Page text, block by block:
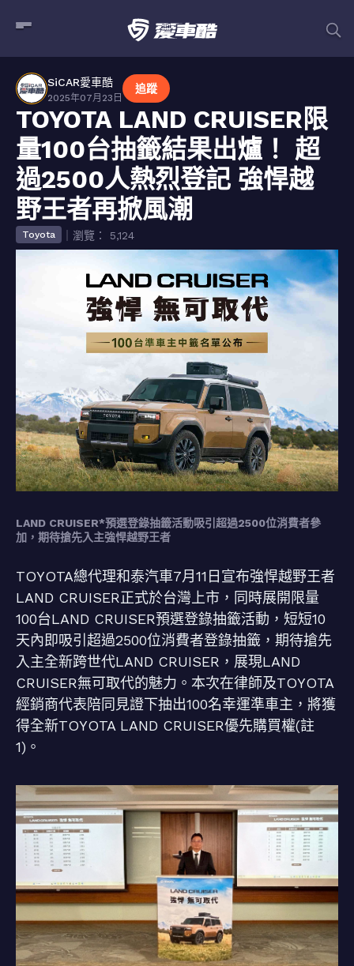
SiCAR愛車酷
2025年07月23日
追蹤
TOYOTA LAND CRUISER限
量100台抽籤結果出爐！ 超
過2500人熱烈登記 強悍越
野王者再掀風潮
Toyota ｜瀏覽： 5,124
LAND CRUISER*預選登錄抽籤活動吸引超過2500位消費者參
加，期待搶先入主強悍越野王者
TOYOTA總代理和泰汽車7月11日宣布強悍越野王者
LAND CRUISER正式於台灣上市，同時展開限量
100台LAND CRUISER預選登錄抽籤活動，短短10
天內即吸引超過2500位消費者登錄抽籤，期待搶先
入主全新跨世代LAND CRUISER，展現LAND
CRUISER無可取代的魅力。本次在律師及TOYOTA
經銷商代表陪同見證下抽出100名幸運準車主，將獲
得全新TOYOTA LAND CRUISER優先購買權(註
1)。